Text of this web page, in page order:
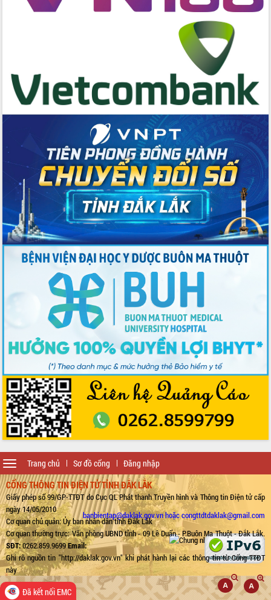
Trang chủ Sơ đồ cổng Đăng nhập
Toggle
navigation
CỔNG THÔNG TIN ĐIỆN TỬ TỈNH ĐẮK LẮK
Giấy phép số 99/GP-TTĐT do Cục QL Phát thanh Truyền hình và Thông tin Điện tử cấp
ngày 14/05/2010
Cơ quan chủ quản: Ủy ban nhân dân tỉnh Đắk Lắk
Cơ quan thường trực: Văn phòng UBND tỉnh - 09 Lê Duẩn - P.Buôn Ma Thuột - Đắk Lắk.
SĐT:0262.859.9699Email:
banbientap@daklak.gov.vn hoặc congttdtdaklak@gmail.com
Ghi rõ nguồn tin "http://daklak.gov.vn" khi phát hành lại các thông tin từ Cổng TTĐT
này
Đã kết nối EMC